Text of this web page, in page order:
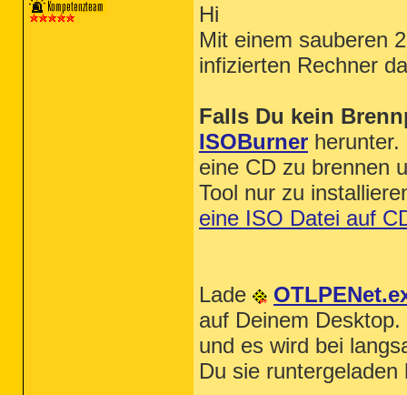
Hi
Mit einem sauberen
infizierten Rechner
Falls Du kein
ISOBurner
eine CD zu brennen
Tool nur zu
eine ISO Datei auf
Lade
auf Deinem Desktop.
und es wird bei
Du sie runtergeladen